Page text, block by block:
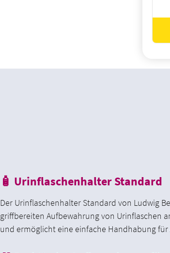
🧴 Urinflaschenhalter Standard
Der Urinflaschenhalter Standard von Ludwig
griffbereiten Aufbewahrung von Urinflaschen
und ermöglicht eine einfache Handhabung